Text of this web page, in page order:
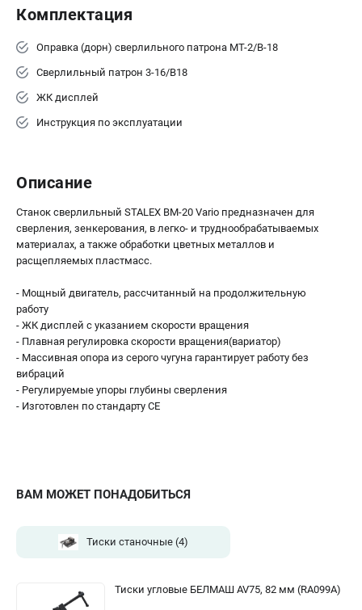
ВАМ МОЖЕТ ПОНАДОБИТЬСЯ
Тиски станочные (4)
Тиски угловые БЕЛМАШ AV75, 82 мм (RA099A)
Комплектация
Оправка (дорн) сверлильного патрона MT-2/B-18
Сверлильный патрон 3-16/В18
ЖК дисплей
Инструкция по эксплуатации
Описание
Станок сверлильный STALEX BM-20 Vario предназначен для
сверления, зенкерования, в легко- и труднообрабатываемых
материалах, а также обработки цветных металлов и
расщепляемых пластмасс.
- Мощный двигатель, рассчитанный на продолжительную
работу
- ЖК дисплей с указанием скорости вращения
- Плавная регулировка скорости вращения(вариатор)
- Массивная опора из серого чугуна гарантирует работу без
вибраций
- Регулируемые упоры глубины сверления
- Изготовлен по стандарту СЕ